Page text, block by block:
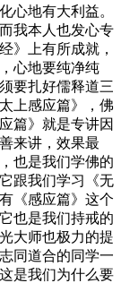
心地有大利益。
我本人也发心专
》上有所成就，
心地要纯净纯
要扎好儒释道三
上感应篇》，佛
篇》就是专讲因
来讲，效果最
也是我们学佛的
跟我们学习《无
《感应篇》这个
也是我们持戒的
大师也极力的提
同道合的同学一
是我们为什么要